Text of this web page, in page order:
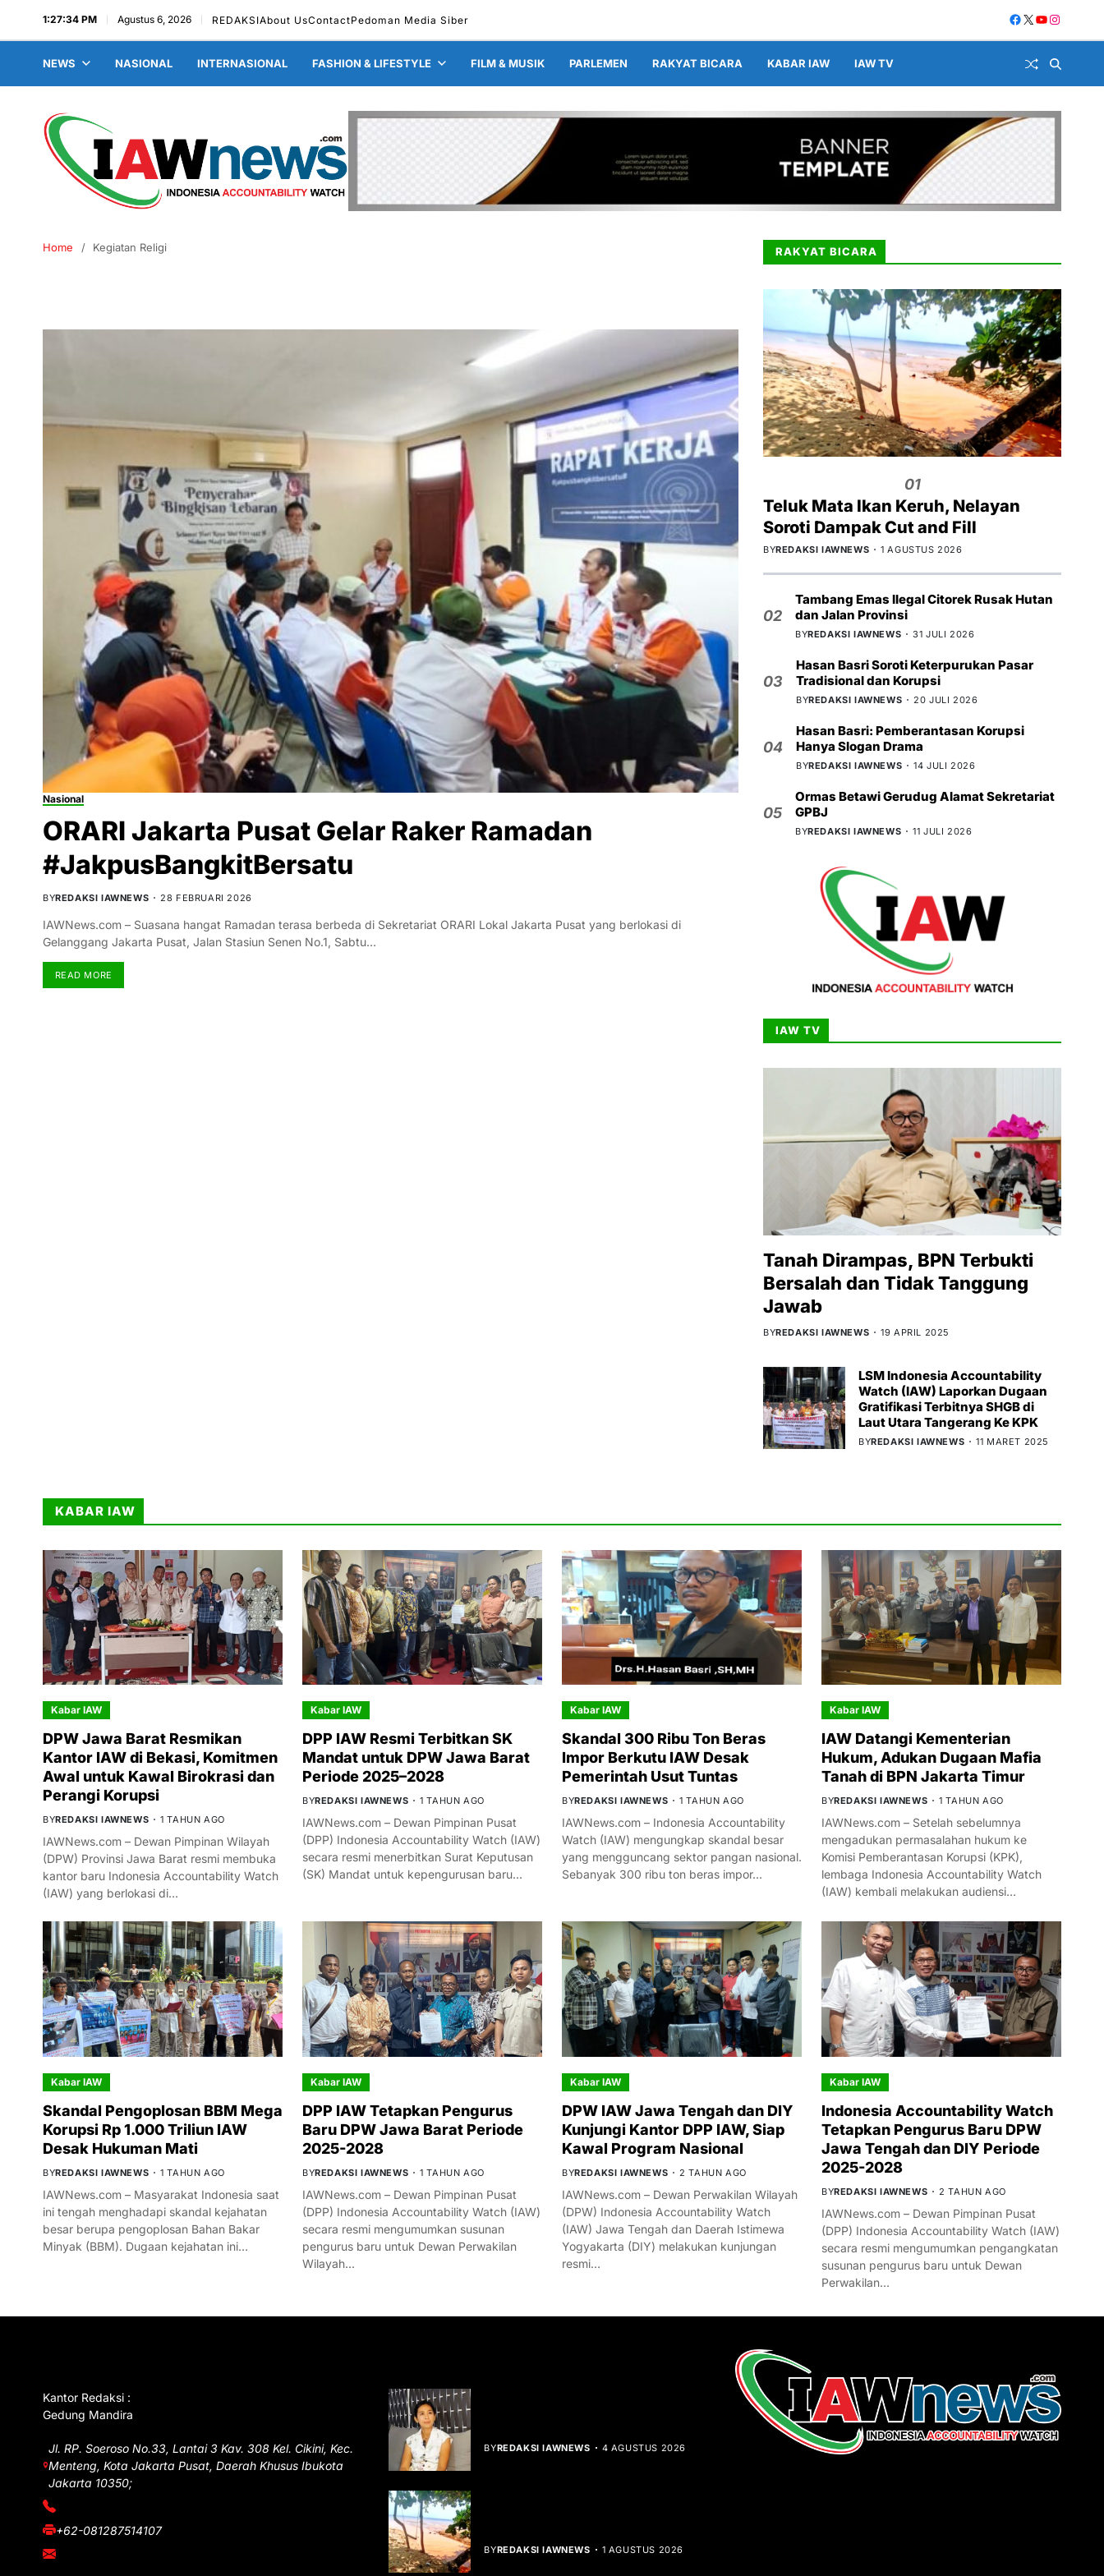
1:27:35 PM Agustus 6, 2026 REDAKSIAbout UsContactPedoman Media Siber
NEWS NASIONAL INTERNASIONAL FASHION & LIFESTYLE FILM & MUSIK PARLEMEN RAKYAT BICARA KABAR IAW IAW TV
Home Kegiatan Religi
Nasional
ORARI Jakarta Pusat Gelar Raker Ramadan
#JakpusBangkitBersatu
BYREDAKSI IAWNEWS 28 FEBRUARI 2026
IAWNews.com – Suasana hangat Ramadan terasa berbeda di Sekretariat ORARI Lokal Jakarta Pusat yang berlokasi di
Gelanggang Jakarta Pusat, Jalan Stasiun Senen No.1, Sabtu…
READ MORE
RAKYAT BICARA
01
Teluk Mata Ikan Keruh, Nelayan
Soroti Dampak Cut and Fill
BYREDAKSI IAWNEWS 1 AGUSTUS 2026
02
Tambang Emas Ilegal Citorek Rusak Hutan
dan Jalan Provinsi
BYREDAKSI IAWNEWS 31 JULI 2026
03
Hasan Basri Soroti Keterpurukan Pasar
Tradisional dan Korupsi
BYREDAKSI IAWNEWS 20 JULI 2026
04
Hasan Basri: Pemberantasan Korupsi
Hanya Slogan Drama
BYREDAKSI IAWNEWS 14 JULI 2026
05
Ormas Betawi Gerudug Alamat Sekretariat
GPBJ
BYREDAKSI IAWNEWS 11 JULI 2026
IAW TV
Tanah Dirampas, BPN Terbukti
Bersalah dan Tidak Tanggung
Jawab
BYREDAKSI IAWNEWS 19 APRIL 2025
LSM Indonesia Accountability
Watch (IAW) Laporkan Dugaan
Gratifikasi Terbitnya SHGB di
Laut Utara Tangerang Ke KPK
BYREDAKSI IAWNEWS 11 MARET 2025
KABAR IAW
Kabar IAW
DPW Jawa Barat Resmikan
Kantor IAW di Bekasi, Komitmen
Awal untuk Kawal Birokrasi dan
Perangi Korupsi
BYREDAKSI IAWNEWS 1 TAHUN AGO
IAWNews.com – Dewan Pimpinan Wilayah
(DPW) Provinsi Jawa Barat resmi membuka
kantor baru Indonesia Accountability Watch
(IAW) yang berlokasi di…
Kabar IAW
DPP IAW Resmi Terbitkan SK
Mandat untuk DPW Jawa Barat
Periode 2025–2028
BYREDAKSI IAWNEWS 1 TAHUN AGO
IAWNews.com – Dewan Pimpinan Pusat
(DPP) Indonesia Accountability Watch (IAW)
secara resmi menerbitkan Surat Keputusan
(SK) Mandat untuk kepengurusan baru…
Kabar IAW
Skandal 300 Ribu Ton Beras
Impor Berkutu IAW Desak
Pemerintah Usut Tuntas
BYREDAKSI IAWNEWS 1 TAHUN AGO
IAWNews.com – Indonesia Accountability
Watch (IAW) mengungkap skandal besar
yang mengguncang sektor pangan nasional.
Sebanyak 300 ribu ton beras impor…
Kabar IAW
IAW Datangi Kementerian
Hukum, Adukan Dugaan Mafia
Tanah di BPN Jakarta Timur
BYREDAKSI IAWNEWS 1 TAHUN AGO
IAWNews.com – Setelah sebelumnya
mengadukan permasalahan hukum ke
Komisi Pemberantasan Korupsi (KPK),
lembaga Indonesia Accountability Watch
(IAW) kembali melakukan audiensi…
Kabar IAW
Skandal Pengoplosan BBM Mega
Korupsi Rp 1.000 Triliun IAW
Desak Hukuman Mati
BYREDAKSI IAWNEWS 1 TAHUN AGO
IAWNews.com – Masyarakat Indonesia saat
ini tengah menghadapi skandal kejahatan
besar berupa pengoplosan Bahan Bakar
Minyak (BBM). Dugaan kejahatan ini…
Kabar IAW
DPP IAW Tetapkan Pengurus
Baru DPW Jawa Barat Periode
2025-2028
BYREDAKSI IAWNEWS 1 TAHUN AGO
IAWNews.com – Dewan Pimpinan Pusat
(DPP) Indonesia Accountability Watch (IAW)
secara resmi mengumumkan susunan
pengurus baru untuk Dewan Perwakilan
Wilayah…
Kabar IAW
DPW IAW Jawa Tengah dan DIY
Kunjungi Kantor DPP IAW, Siap
Kawal Program Nasional
BYREDAKSI IAWNEWS 2 TAHUN AGO
IAWNews.com – Dewan Perwakilan Wilayah
(DPW) Indonesia Accountability Watch
(IAW) Jawa Tengah dan Daerah Istimewa
Yogyakarta (DIY) melakukan kunjungan
resmi…
Kabar IAW
Indonesia Accountability Watch
Tetapkan Pengurus Baru DPW
Jawa Tengah dan DIY Periode
2025-2028
BYREDAKSI IAWNEWS 2 TAHUN AGO
IAWNews.com – Dewan Pimpinan Pusat
(DPP) Indonesia Accountability Watch (IAW)
secara resmi mengumumkan pengangkatan
susunan pengurus baru untuk Dewan
Perwakilan…
Kantor Redaksi :
Gedung Mandira
Jl. RP. Soeroso No.33, Lantai 3 Kav. 308 Kel. Cikini, Kec.
Menteng, Kota Jakarta Pusat, Daerah Khusus Ibukota
Jakarta 10350;
+62-081287514107
BYREDAKSI IAWNEWS 4 AGUSTUS 2026
BYREDAKSI IAWNEWS 1 AGUSTUS 2026